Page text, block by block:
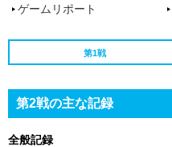
ゲームリポート
第1戦
第2戦の主な記録
全般記録